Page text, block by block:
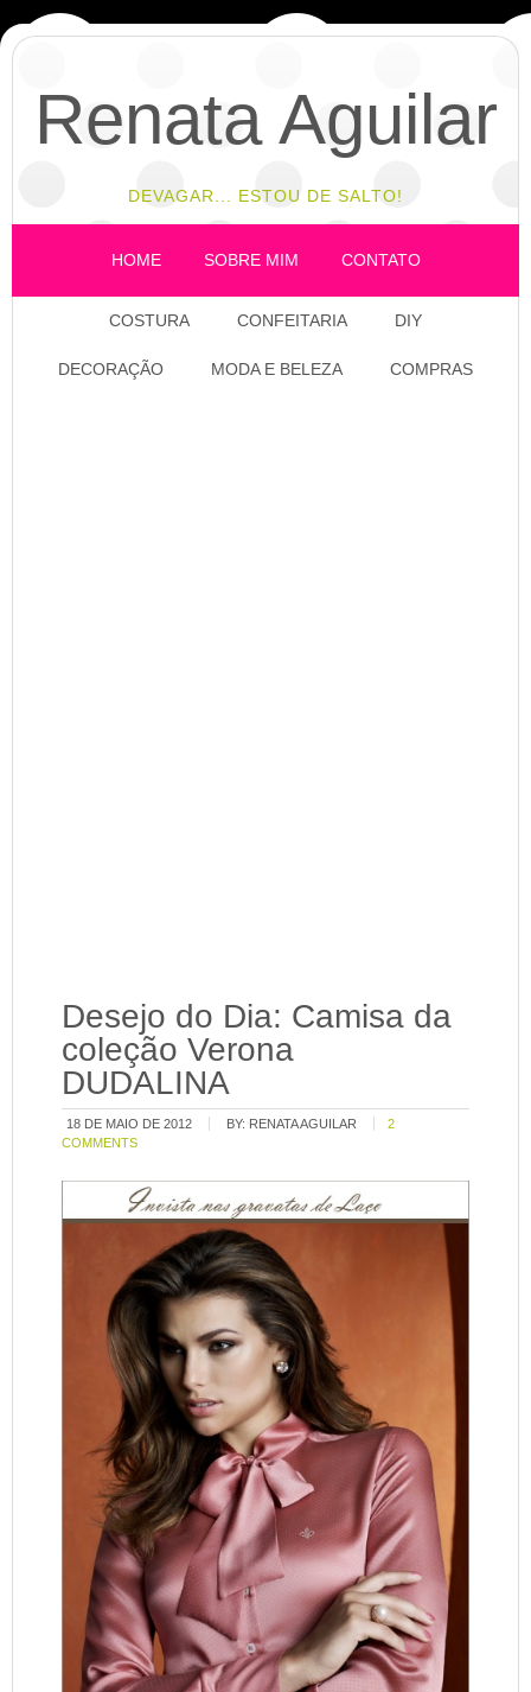
Renata Aguilar
DEVAGAR... ESTOU DE SALTO!
HOME SOBRE MIM CONTATO
COSTURA CONFEITARIA DIY
DECORAÇÃO MODA E BELEZA COMPRAS
Desejo do Dia: Camisa da
coleção Verona
DUDALINA
18 DE MAIO DE 2012 BY: RENATA AGUILAR
2
COMMENTS